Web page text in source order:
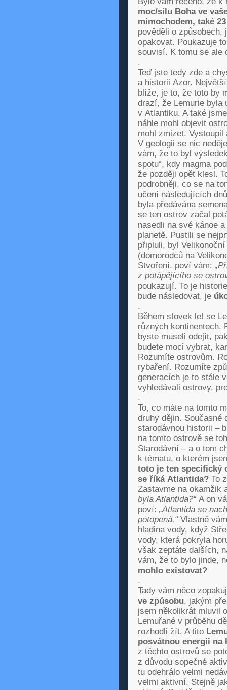
moc/sílu Boha ve
mimochodem, také
pověděli o způsobech,
opakovat. Poukazuje
souvisí. K tomu se ale
.
Teď jste tedy zde a
a historii Azor.
blíže, je to, že toto by
drazí, že Lemurie byla
v Atlantiku. A také
náhle mohl objevit
mohl zmizet.
V geologii se nic
vám, že to byl
spotu“, kdy magma
že později opět klesl.
podrobněji, co se na
učení následujících
byla předávána
se ten ostrov začal
nasedli na své kánoe
planetě. Pustili se
připluli, byl
(domorodců na
Stvoření, poví vám:
z potápějícího se
poukazují. To je
bude následovat, je
.
Během stovek let se
různých kontinentech.
byste museli odejít,
budete moci vybrat,
Rozumíte ostrovům.
rybaření. Rozumíte
generacích je to stále
vyhledávali ostrovy,
.
To, co máte na tomto
druhy dějin. Současné
starodávnou historii –
na tomto ostrově se
Starodávní – a o tom
k tématu, o kterém
toto je ten specifický
se říká Atlantida?To
Zastavme na okamžik
byla Atlantida?“A on
poví: „Atlantida se
potopená.“Vlastně
hladina vody, když
vody, která pokryla
však zeptáte dalších,
vám, že to bylo jinde,
mohlo existovat?
.
Tady vám něco
ve způsobu, jakým
jsem několikrát mluvil
Lemuřané v průběhu
rozhodli žít. A tito
posvátnou energii na
z těchto ostrovů se
z důvodu sopečné
tu odehrálo velmi
velmi aktivní. Stejně